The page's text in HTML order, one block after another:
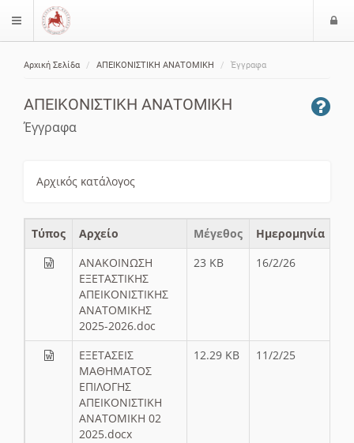
$langMenu
Αρχική Σελίδα ΑΠΕΙΚΟΝΙΣΤΙΚΗ ΑΝΑΤΟΜΙΚΗ Έγγραφα
ΑΠΕΙΚΟΝΙΣΤΙΚΗ ΑΝΑΤΟΜΙΚΗ
Έγγραφα
Αρχικός κατάλογος
Τύπος Aρχείο Μέγεθος
Ημερομηνία
ΑΝΑΚΟΙΝΩΣΗ
ΕΞΕΤΑΣΤΙΚΗΣ
ΑΠΕΙΚΟΝΙΣΤΙΚΗΣ
ΑΝΑΤΟΜΙΚΗΣ
2025-2026.doc
23 KB 16/2/26
ΕΞΕΤΑΣΕΙΣ
ΜΑΘΗΜΑΤΟΣ
ΕΠΙΛΟΓΗΣ
ΑΠΕΙΚΟΝΙΣΤΙΚΗ
ΑΝΑΤΟΜΙΚΗ 02
2025.docx
12.29 KB 11/2/25